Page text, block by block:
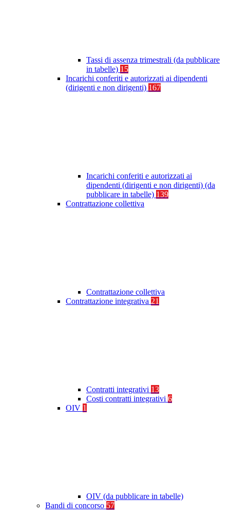
Tassi di assenza trimestrali (da pubblicare
in tabelle) 15
Incarichi conferiti e autorizzati ai dipendenti
(dirigenti e non dirigenti) 167
Incarichi conferiti e autorizzati ai
dipendenti (dirigenti e non dirigenti) (da
pubblicare in tabelle) 139
Contrattazione collettiva
Contrattazione collettiva
Contrattazione integrativa 21
Contratti integrativi 13
Costi contratti integrativi 6
OIV 1
OIV (da pubblicare in tabelle)
Bandi di concorso 57